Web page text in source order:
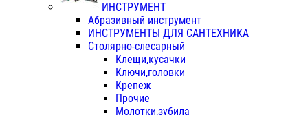
ИНСТРУМЕНТ
Абразивный инструмент
ИНСТРУМЕНТЫ ДЛЯ САНТЕХНИКА
Столярно-слесарный
Клещи,кусачки
Ключи,головки
Крепеж
Прочие
Молотки,зубила